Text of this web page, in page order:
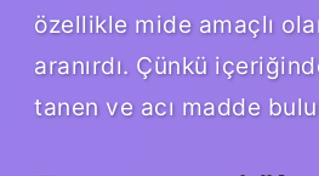
özellikle mide amaçlı
aranırdı. Çünkü
tanen ve acı madde